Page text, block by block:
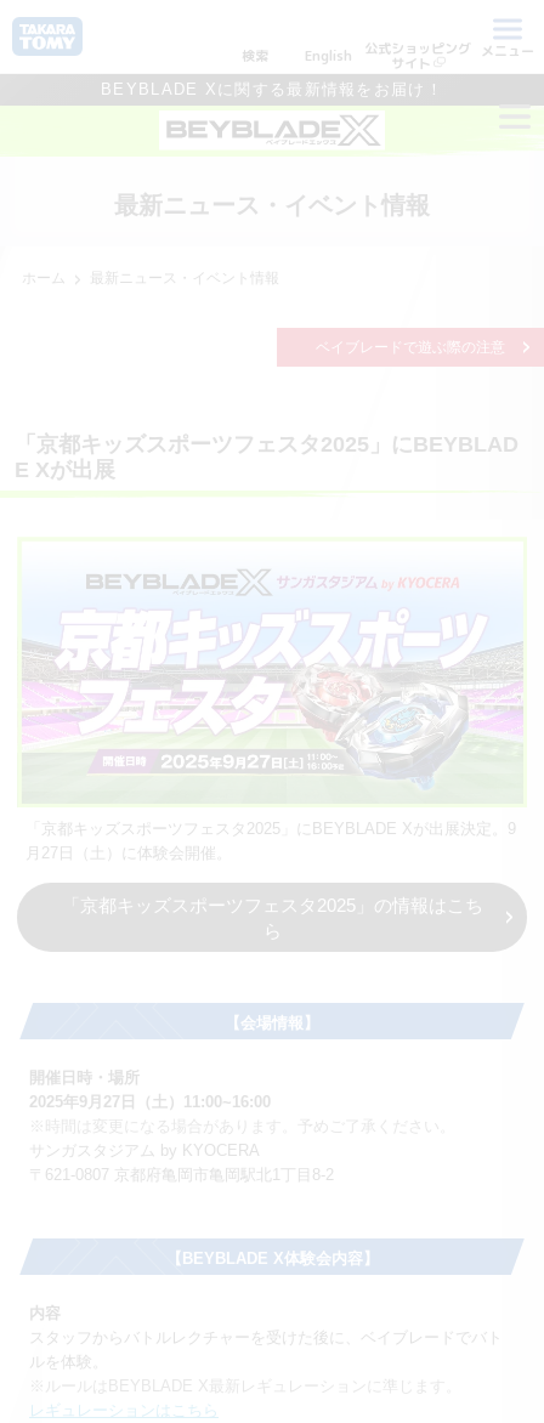
検索 English 公式ショッピング
サイト
メニュー
BEYBLADE Xに関する最新情報をお届け！
最新ニュース・イベント情報
ホーム 最新ニュース・イベント情報
ベイブレードで遊ぶ際の注意
「京都キッズスポーツフェスタ2025」にBEYBLAD
E Xが出展
「京都キッズスポーツフェスタ2025」にBEYBLADE Xが出展決定。9
月27日（土）に体験会開催。
「京都キッズスポーツフェスタ2025」の情報はこち
ら
【会場情報】
開催日時・場所
2025年9月27日（土）11:00~16:00
※時間は変更になる場合があります。予めご了承ください。
サンガスタジアム by KYOCERA
〒621-0807 京都府亀岡市亀岡駅北1丁目8-2
【BEYBLADE X体験会内容】
内容
スタッフからバトルレクチャーを受けた後に、 ベイブレードでバト
ルを体験。
※ルールはBEYBLADE X最新レギュレーションに準じます。
レギュレーションはこちら